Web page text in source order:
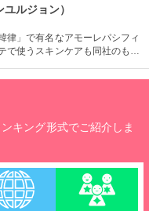
ルジョン）
律」で有名なアモーレパシフィ
で使うスキンケアも同社のもの
キング形式でご紹介しま